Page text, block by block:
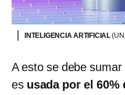
INTELIGENCIA ARTIFICIAL
A esto se debe
es usada por el 60%